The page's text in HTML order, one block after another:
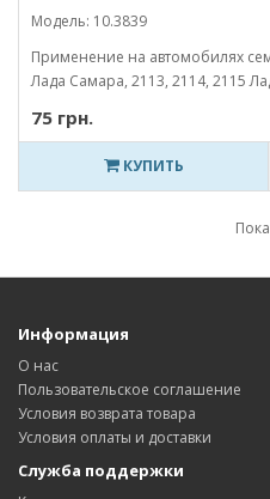
Модель: 10.3839
Применение на автомобилях
Лада Самара, 2113, 2114, 2115
75 грн.
КУПИТЬ
Информация
О нас
Пользовательское соглашение
Условия возврата товара
Условия оплаты и доставки
Служба поддержки